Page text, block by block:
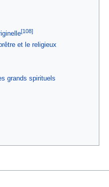
[108]
et le religieux
grands spirituels